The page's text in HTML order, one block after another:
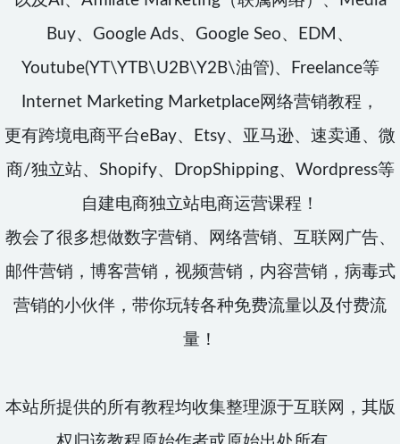
Buy、Google Ads、Google Seo、EDM、
Youtube(YT\YTB\U2B\Y2B\油管)、Freelance等
Internet Marketing Marketplace网络营销教程，
更有跨境电商平台eBay、Etsy、亚马逊、速卖通、微
商/独立站、Shopify、DropShipping、Wordpress等
自建电商独立站电商运营课程！
教会了很多想做数字营销、网络营销、互联网广告、
邮件营销，博客营销，视频营销，内容营销，病毒式
营销的小伙伴，带你玩转各种免费流量以及付费流
量！
本站所提供的所有教程均收集整理源于互联网，其版